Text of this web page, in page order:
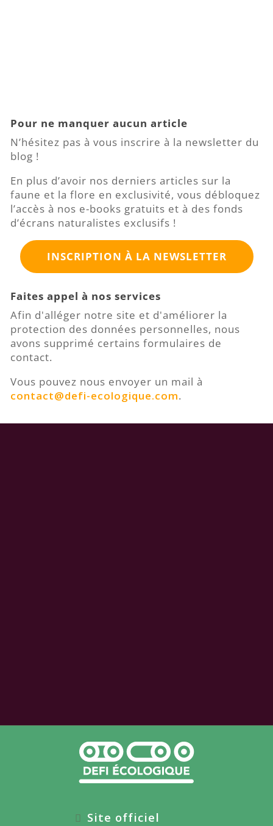
Pour ne manquer aucun article
N’hésitez pas à vous inscrire à la newsletter du
blog !
En plus d’avoir nos derniers articles sur la
faune et la flore en exclusivité, vous débloquez
l’accès à nos e-books gratuits et à des fonds
d’écrans naturalistes exclusifs !
INSCRIPTION À LA NEWSLETTER
Faites appel à nos services
Afin d'alléger notre site et d'améliorer la
protection des données personnelles, nous
avons supprimé certains formulaires de
contact.
Vous pouvez nous envoyer un mail à
contact@defi-ecologique.com.
Site officiel